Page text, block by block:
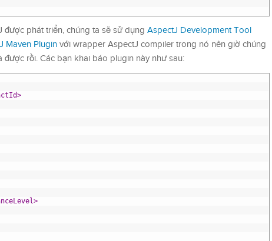
được phát triển, chúng ta sẽ sử dụng AspectJ Development Tool
Maven Plugin với wrapper AspectJ compiler trong nó nên giờ chúng
rồi. Các bạn khai báo plugin này như sau: